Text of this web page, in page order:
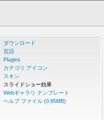
ダウンロード
言語
Plugins
カテゴリ アイコン
スキン
スライドショー効果
Webギャラリ テンプレート
ヘルプ ファイル (0.95MB)